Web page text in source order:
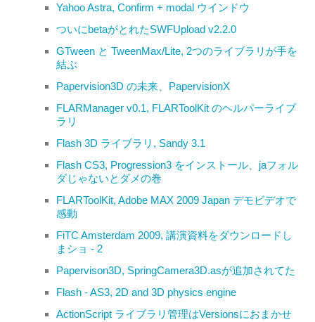
Yahoo Astra, Confirm + modal ウインドウ
ついにbetaがとれたSWFUpload v2.2.0
GTween と TweenMax/Lite, 2つのライブラリが手を
結ぶ
Papervision3D の未来、PapervisionX
FLARManager v0.1, FLARToolKit のヘルパーライブ
ラリ
Flash 3D ライブラリ, Sandy 3.1
Flash CS3, Progression3 をインストール、jaフォル
ダじゃないとダメの巻
FLARToolKit, Adobe MAX 2009 Japan デモビデオで
感動
FiTC Amsterdam 2009, 講演資料をダウンロードし
まショ - 2
Papervison3D, SpringCamera3D.asが追加されてた
Flash - AS3, 2D and 3D physics engine
ActionScript ライブラリ管理はVersionsにおまかせ